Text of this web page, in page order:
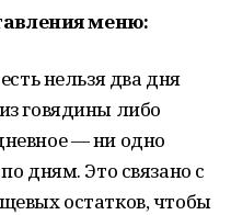
меню:
нельзя два дня
говядины либо
— ни одно
дням. Это связано с
остатков, чтобы